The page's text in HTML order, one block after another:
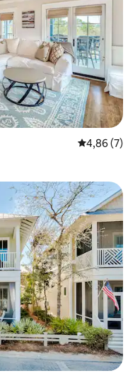
4,86 av 5 i
4,86 (7)